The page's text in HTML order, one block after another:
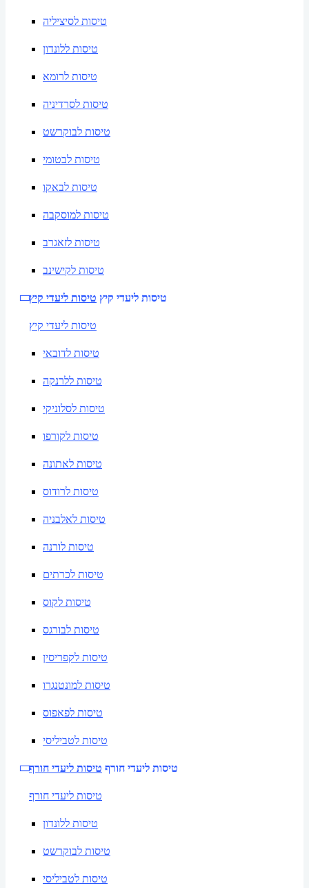
טיסות לסיציליה
טיסות ללונדון
טיסות לרומא
טיסות לסרדיניה
טיסות לבוקרשט
טיסות לבטומי
טיסות לבאקו
טיסות למוסקבה
טיסות לזאגרב
טיסות לקישינב
טיסות ליעדי קיץ טיסות ליעדי קיץ
טיסות ליעדי קיץ
טיסות לדובאי
טיסות ללרנקה
טיסות לסלוניקי
טיסות לקורפו
טיסות לאתונה
טיסות לרודוס
טיסות לאלבניה
טיסות לורנה
טיסות לכרתים
טיסות לקוס
טיסות לבורגס
טיסות לקפריסין
טיסות למונטנגרו
טיסות לפאפוס
טיסות לטביליסי
טיסות ליעדי חורף טיסות ליעדי חורף
טיסות ליעדי חורף
טיסות ללונדון
טיסות לבוקרשט
טיסות לטביליסי